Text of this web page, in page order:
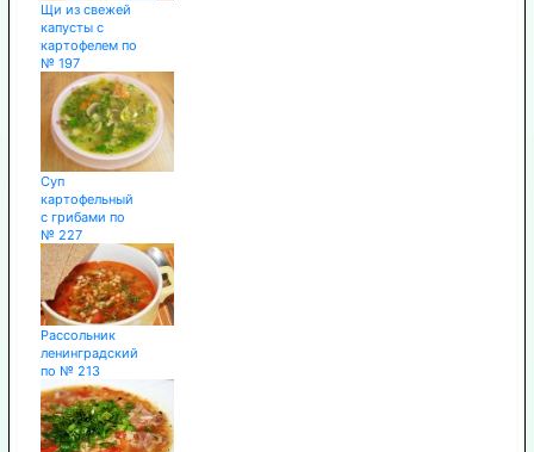
Щи из свежей
капусты с
картофелем по
№ 197
Суп
картофельный
с грибами по
№ 227
Рассольник
ленинградский
по № 213